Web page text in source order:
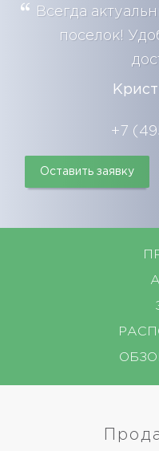
Всегда
поселок!
+7
Оставить заявку